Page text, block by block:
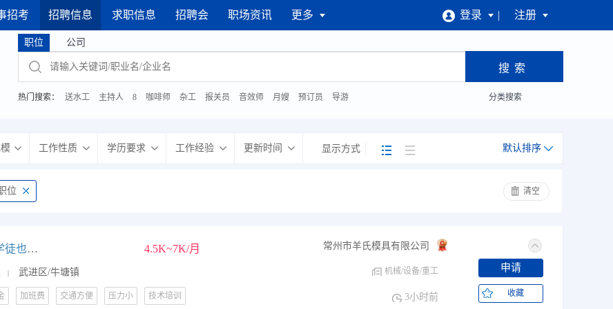
普工、技工类综合招聘会 · 2021年10月31日 综合性人才招聘会 · 2021武进“百校百企，助企聚才”
招考 招聘信息 求职信息 招聘会 职场资讯 更多 登录 注册
职位 公司
热门搜索： 送水工 主持人 8 咖啡师 杂工 报关员 音效师 月嫂 预订员 导游 分类搜索
工作性质 学历要求 工作经验 更新时间 显示方式 默认排序
位 清空
数控车车工（学徒也可） 4.5K~7K/月 常州市羊氏模具有限公司
| 武进区/牛塘镇
加班费 交通方便 压力小 技术培训
机械/设备/重工
3小时前
申请
收藏